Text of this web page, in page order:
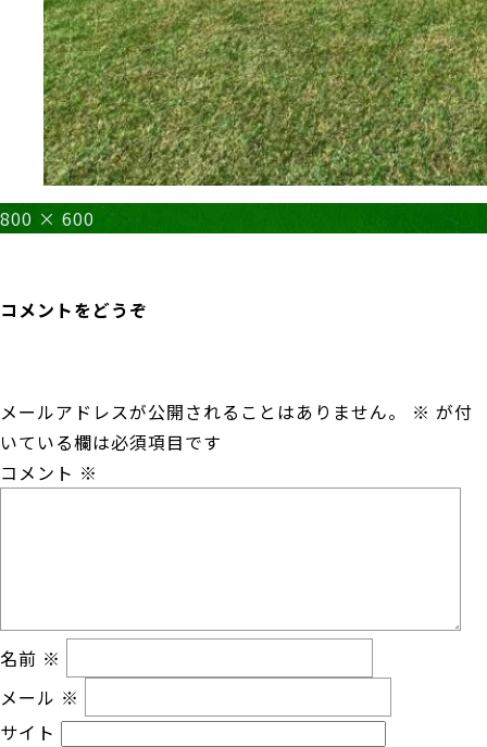
フ
イ
800 × 600
ナ
ー
シ
ン
コメントをどうぞ
メールアドレスが公開されることはありません。 ※ が付
いている欄は必須項目です
コメント ※
名前 ※
メール ※
サイト